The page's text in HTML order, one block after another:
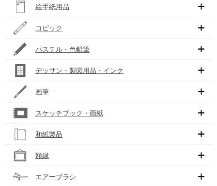
絵手紙用品
コピック
パステル・色鉛筆
デッサン・製図用品・インク
画筆
スケッチブック・画紙
和紙製品
額縁
エアーブラシ